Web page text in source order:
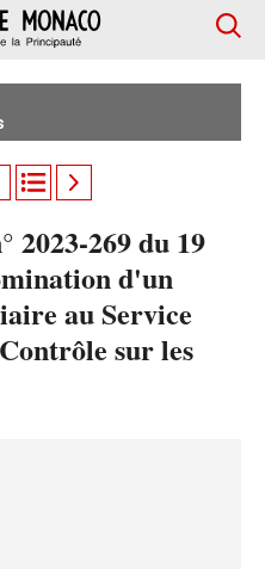
269 du 19
d'un
au Service
sur les